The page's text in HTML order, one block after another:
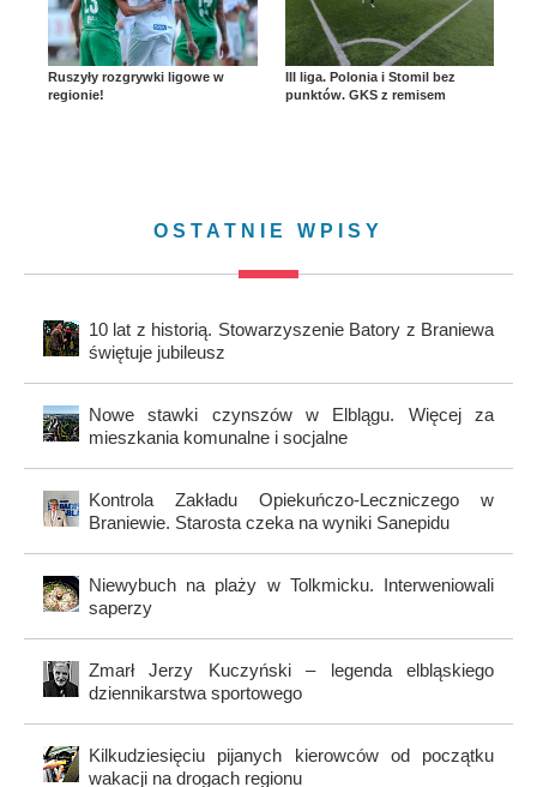
Ruszyły rozgrywki ligowe w
regionie!
III liga. Polonia i Stomil bez
punktów. GKS z remisem
OSTATNIE WPISY
10 lat z historią. Stowarzyszenie Batory z Braniewa
świętuje jubileusz
Nowe stawki czynszów w Elblągu. Więcej za
mieszkania komunalne i socjalne
Kontrola Zakładu Opiekuńczo-Leczniczego w
Braniewie. Starosta czeka na wyniki Sanepidu
Niewybuch na plaży w Tolkmicku. Interweniowali
saperzy
Zmarł Jerzy Kuczyński – legenda elbląskiego
dziennikarstwa sportowego
Kilkudziesięciu pijanych kierowców od początku
wakacji na drogach regionu